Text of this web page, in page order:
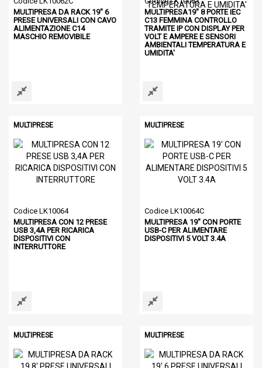
MULTIPRESA DA RACK 19" 6
PRESE UNIVERSALI CON CAVO
ALIMENTAZIONE C14
MASCHIO REMOVIBILE
MULTIPRESA19" 8 PORTE IEC
C13 FEMMINA CONTROLLO
TRAMITE IP CON DISPLAY PER
VOLT E AMPERE E SENSORI
AMBIENTALI TEMPERATURA E
UMIDITA'
MULTIPRESE
Codice LK10064
MULTIPRESA CON 12 PRESE
USB 3,4A PER RICARICA
DISPOSITIVI CON
INTERRUTTORE
MULTIPRESE
Codice LK10064C
MULTIPRESA 19" CON PORTE
USB-C PER ALIMENTARE
DISPOSITIVI 5 VOLT 3.4A
MULTIPRESE MULTIPRESE